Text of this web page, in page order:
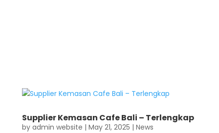
Supplier Kemasan Cafe Bali – Terlengkap
by admin website | May 21, 2025 | News